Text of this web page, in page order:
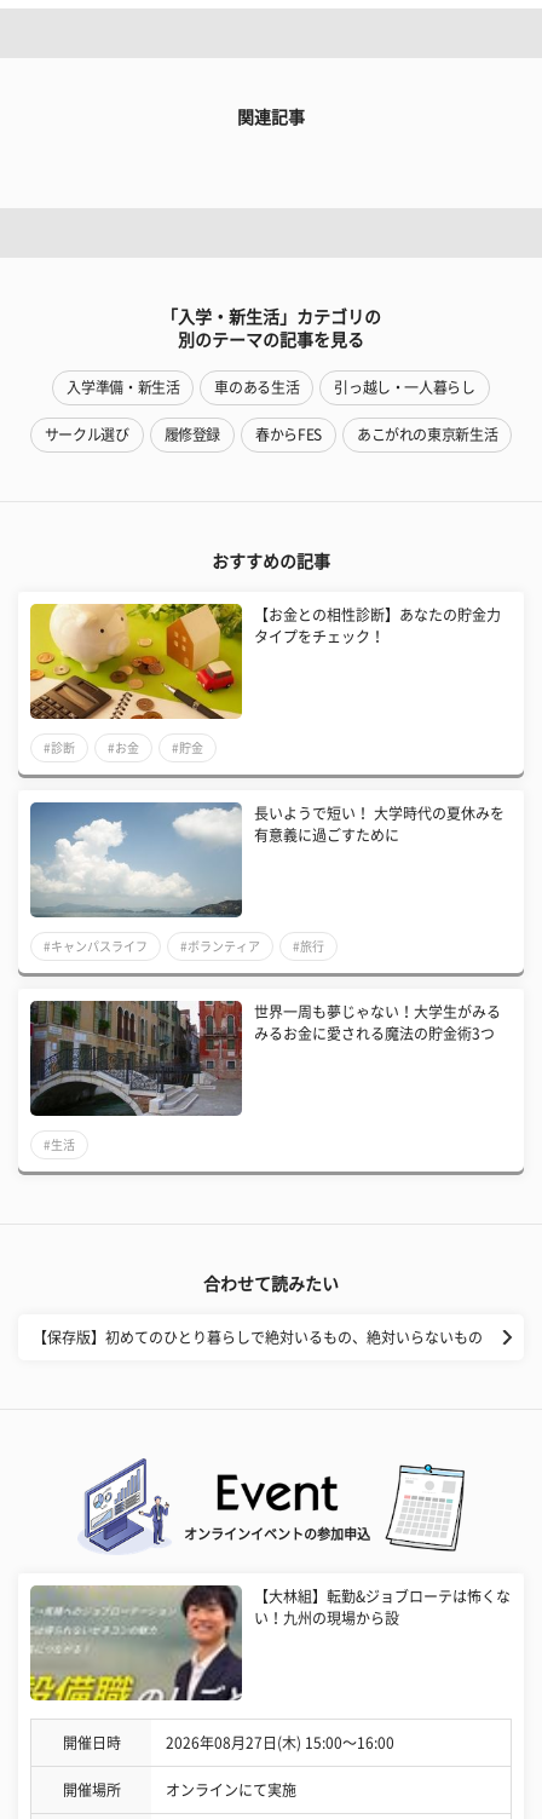
関連記事
「入学・新生活」カテゴリの
別のテーマの記事を見る
入学準備・新生活 車のある生活 引っ越し・一人暮らし
サークル選び 履修登録 春からFES あこがれの東京新生活
おすすめの記事
【お金との相性診断】あなたの貯金力
タイプをチェック！
#診断 #お金 #貯金
長いようで短い！ 大学時代の夏休みを
有意義に過ごすために
#キャンパスライフ #ボランティア #旅行
世界一周も夢じゃない！大学生がみる
みるお金に愛される魔法の貯金術3つ
#生活
合わせて読みたい
【保存版】初めてのひとり暮らしで絶対いるもの、絶対いらないもの
オンラインイベントの参加申込
【大林組】転勤&ジョブローテは怖くな
い！九州の現場から設
開催日時 2026年08月27日(木) 15:00〜16:00
開催場所 オンラインにて実施